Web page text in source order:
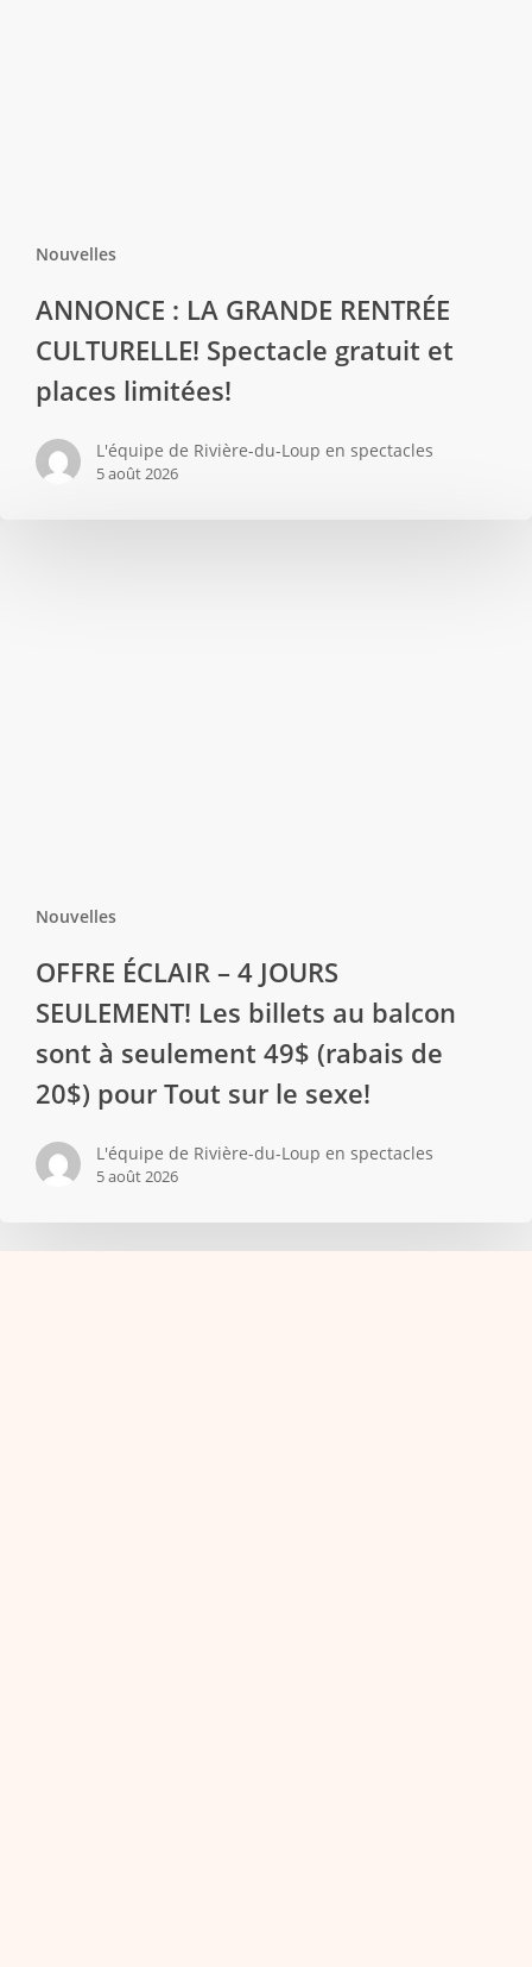
Nouvelles
ANNONCE : LA GRANDE RENTRÉE
CULTURELLE! Spectacle gratuit et
places limitées!
L'équipe de Rivière-du-Loup en spectacles
5 août 2026
Nouvelles
OFFRE ÉCLAIR – 4 JOURS
SEULEMENT! Les billets au balcon
sont à seulement 49$ (rabais de
20$) pour Tout sur le sexe!
L'équipe de Rivière-du-Loup en spectacles
5 août 2026